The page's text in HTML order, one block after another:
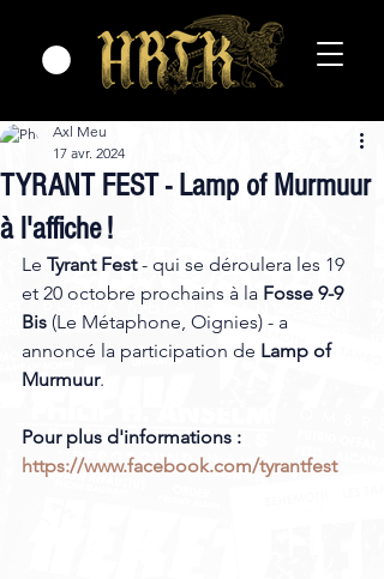
TYRANT FEST - Lamp of Murmuur
à l'affiche !
Axl Meu
17 avr. 2024
Le Tyrant Fest - qui se déroulera les 19
et 20 octobre prochains à la Fosse 9-9
Bis (Le Métaphone, Oignies) - a
annoncé la participation de Lamp of
Murmuur.
Pour plus d'informations :
https://www.facebook.com/tyrantfest